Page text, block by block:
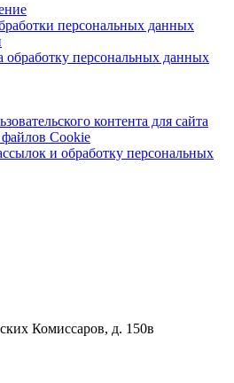
персональных данных
обработку персональных данных
контента для сайта
Cookie
и обработку персональных
Комиссаров, д. 150в